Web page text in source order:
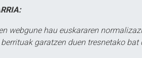
webgune hau euskararen
garatzen duen tresnetako bat